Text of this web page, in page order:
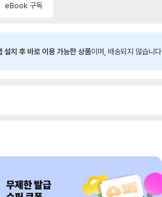
eBook 구독
치 후 바로 이용 가능한 상품이며, 배송되지 않습니다.